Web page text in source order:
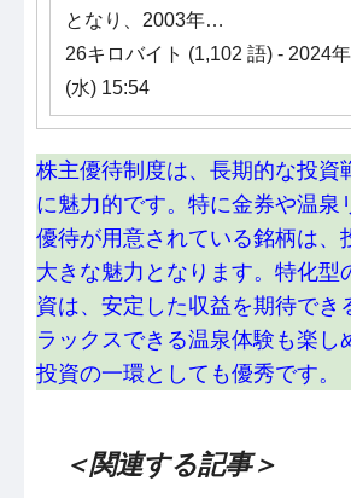
となり、2003年…
26キロバイト (1,102 語) - 2024
(水) 15:54
株主優待制度は、長期的な投資
に魅力的です。特に金券や温泉
優待が用意されている銘柄は、
大きな魅力となります。特化型
資は、安定した収益を期待でき
ラックスできる温泉体験も楽し
投資の一環としても優秀です。
＜関連する記事＞